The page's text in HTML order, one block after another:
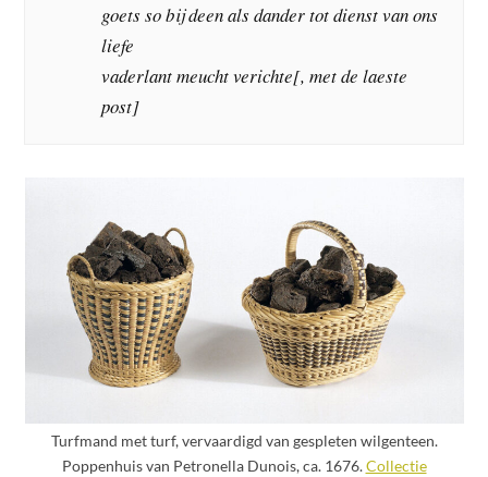
goets so bij deen als dander tot dienst van ons
liefe
vaderlant meucht verichte[, met de laeste
post]
Turfmand met turf, vervaardigd van gespleten wilgenteen.
Poppenhuis van Petronella Dunois, ca. 1676.Collectie